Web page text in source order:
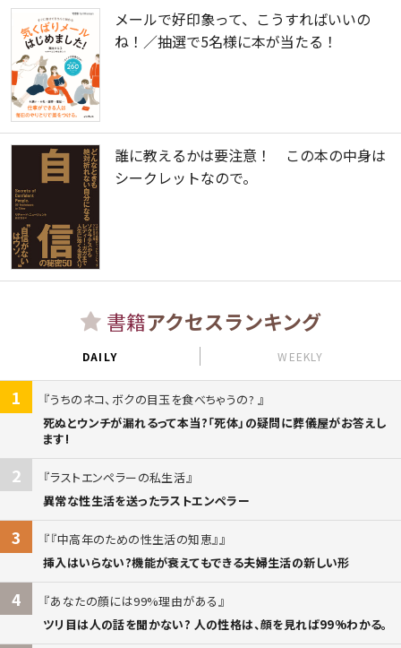
メールで好印象って、こうすればいいの
ね！／抽選で5名様に本が当たる！
誰に教えるかは要注意！ この本の中身は
シークレットなので。
書籍アクセスランキング
DAILY WEEKLY
1
うちのネコ、ボクの目玉を食べちゃうの?
死ぬとウンチが漏れるって本当?「死体」の疑問に葬儀屋がお答えし
ます!
2
ラストエンペラーの私生活
異常な性生活を送ったラストエンペラー
3
『中高年のための性生活の知恵』
挿入はいらない?機能が衰えてもできる夫婦生活の新しい形
4
あなたの顔には99%理由がある
ツリ目は人の話を聞かない? 人の性格は、顔を見れば99%わかる。